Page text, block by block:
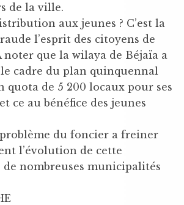
de la ville.
aux jeunes ? C’est la
l’esprit des citoyens de
noter que la wilaya de Béjaïa a
cadre du plan quinquennal
quota de 5 200 locaux pour ses
ce au bénéfice des jeunes
du foncier a freiner
l’évolution de cette
nombreuses municipalités